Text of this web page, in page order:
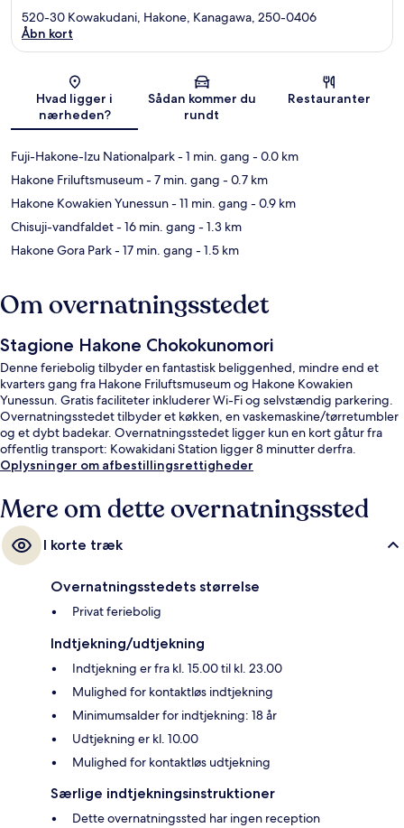
Kort
520-30 Kowakudani, Hakone, Kanagawa, 250-0406
Åbn kort
Hvad ligger i
nærheden?
Sådan kommer du
rundt
Restauranter
Fuji-Hakone-Izu Nationalpark- 1 min. gang - 0.0 km
Hakone Friluftsmuseum- 7 min. gang - 0.7 km
Hakone Kowakien Yunessun- 11 min. gang - 0.9 km
Chisuji-vandfaldet- 16 min. gang - 1.3 km
Hakone Gora Park- 17 min. gang - 1.5 km
Om overnatningsstedet
Stagione Hakone Chokokunomori
Denne feriebolig tilbyder en fantastisk beliggenhed, mindre end et
kvarters gang fra Hakone Friluftsmuseum og Hakone Kowakien
Yunessun. Gratis faciliteter inkluderer Wi-Fi og selvstændig parkering.
Overnatningsstedet tilbyder et køkken, en vaskemaskine/tørretumbler
og et dybt badekar. Overnatningsstedet ligger kun en kort gåtur fra
offentlig transport: Kowakidani Station ligger 8 minutter derfra.
Oplysninger om afbestillingsrettigheder
Mere om dette overnatningssted
I korte træk
Overnatningsstedets størrelse
Privat feriebolig
Indtjekning/udtjekning
Indtjekning er fra kl. 15.00 til kl. 23.00
Mulighed for kontaktløs indtjekning
Minimumsalder for indtjekning: 18 år
Udtjekning er kl. 10.00
Mulighed for kontaktløs udtjekning
Særlige indtjekningsinstruktioner
Dette overnatningssted har ingen reception